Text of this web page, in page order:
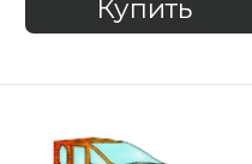
Купить